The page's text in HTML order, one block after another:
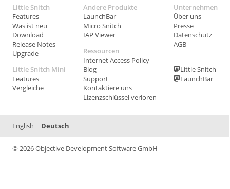
Little Snitch
Features
Was ist neu
Download
Release Notes
Upgrade
Little Snitch Mini
Features
Vergleiche
Andere Produkte
LaunchBar
Micro Snitch
IAP Viewer
Ressourcen
Internet Access Policy
Blog
Support
Kontaktiere uns
Lizenzschlüssel verloren
Unternehmen
Über uns
Presse
Datenschutz
AGB
Little Snitch
LaunchBar
© 2026 Objective Development Software GmbH
English Deutsch